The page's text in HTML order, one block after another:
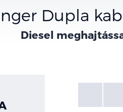
Dupla
Diesel
Galéria